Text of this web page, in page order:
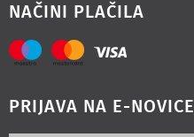
NAČINI PLAČILA
PRIJAVA NA E-NOVICE